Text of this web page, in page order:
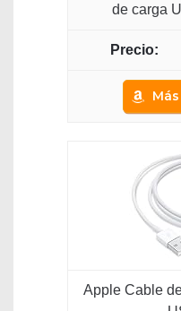
de carga
Apple Cable